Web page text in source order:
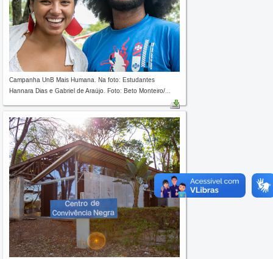
Campanha UnB Mais Humana. Na foto: Estudantes
Hannara Dias e Gabriel de Araújo. Foto: Beto Monteiro/...